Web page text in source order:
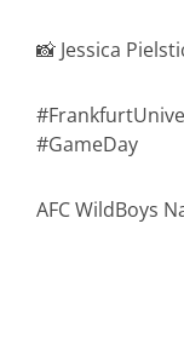
📸 Jessica
#GameDay
AFC WildBoys